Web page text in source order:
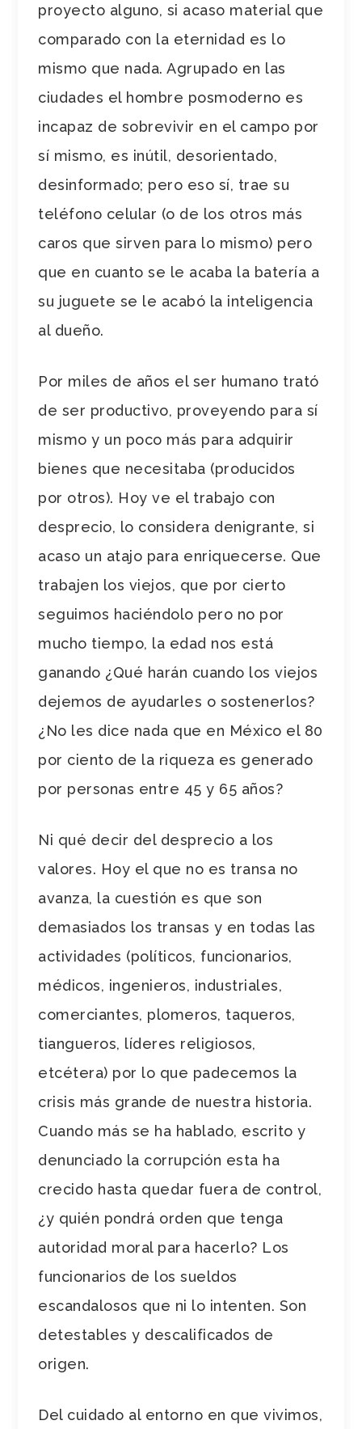
proyecto alguno, si acaso material que
comparado con la eternidad es lo
mismo que nada. Agrupado en las
ciudades el hombre posmoderno es
incapaz de sobrevivir en el campo por
sí mismo, es inútil, desorientado,
desinformado; pero eso sí, trae su
teléfono celular (o de los otros más
caros que sirven para lo mismo) pero
que en cuanto se le acaba la batería a
su juguete se le acabó la inteligencia
al dueño.
Por miles de años el ser humano trató
de ser productivo, proveyendo para sí
mismo y un poco más para adquirir
bienes que necesitaba (producidos
por otros). Hoy ve el trabajo con
desprecio, lo considera denigrante, si
acaso un atajo para enriquecerse. Que
trabajen los viejos, que por cierto
seguimos haciéndolo pero no por
mucho tiempo, la edad nos está
ganando ¿Qué harán cuando los viejos
dejemos de ayudarles o sostenerlos?
¿No les dice nada que en México el 80
por ciento de la riqueza es generado
por personas entre 45 y 65 años?
Ni qué decir del desprecio a los
valores. Hoy el que no es transa no
avanza, la cuestión es que son
demasiados los transas y en todas las
actividades (políticos, funcionarios,
médicos, ingenieros, industriales,
comerciantes, plomeros, taqueros,
tiangueros, líderes religiosos,
etcétera) por lo que padecemos la
crisis más grande de nuestra historia.
Cuando más se ha hablado, escrito y
denunciado la corrupción esta ha
crecido hasta quedar fuera de control,
¿y quién pondrá orden que tenga
autoridad moral para hacerlo? Los
funcionarios de los sueldos
escandalosos que ni lo intenten. Son
detestables y descalificados de
origen.
Del cuidado al entorno en que vivimos,